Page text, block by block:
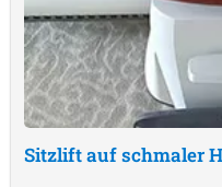
Sitzlift auf schmaler